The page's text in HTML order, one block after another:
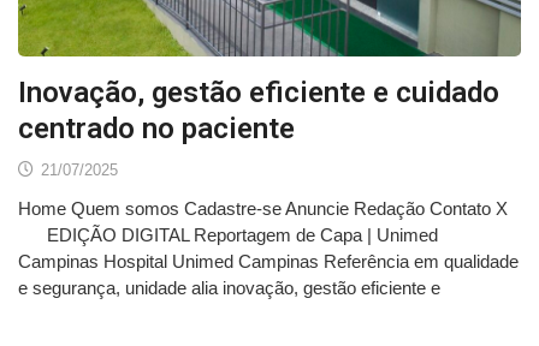
Inovação, gestão eficiente e cuidado
centrado no paciente
21/07/2025
Home Quem somos Cadastre-se Anuncie Redação Contato X
EDIÇÃO DIGITAL Reportagem de Capa | Unimed
Campinas Hospital Unimed Campinas Referência em qualidade
e segurança, unidade alia inovação, gestão eficiente e